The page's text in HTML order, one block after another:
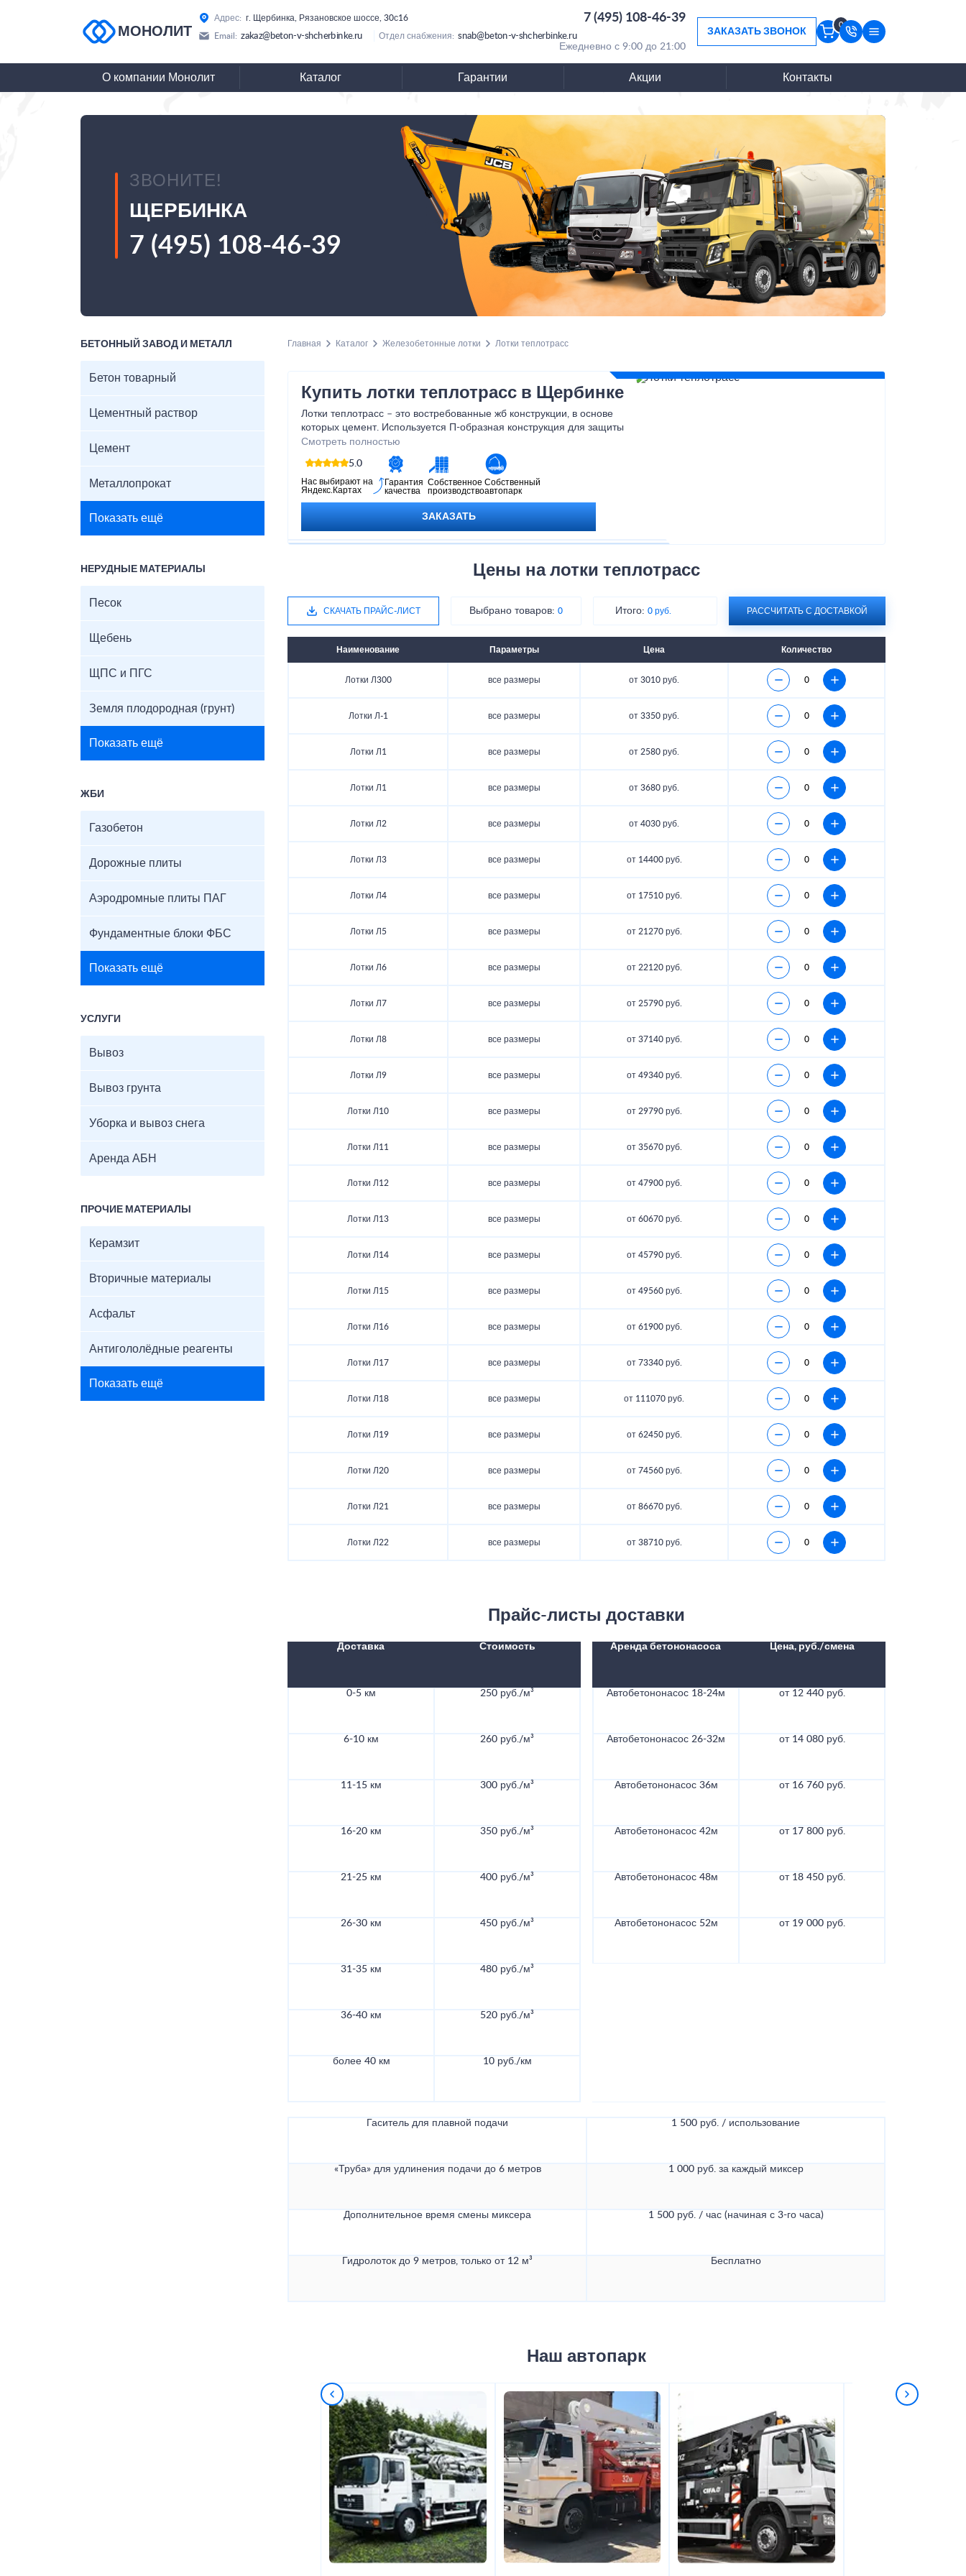
МОНОЛИТ
Адрес: г. Щербинка, Рязановское шоссе, 30с16 7 (495) 108-46-39
Email: zakaz@beton-v-shcherbinke.ru Отдел снабжения: snab@beton-v-shcherbinke.ru
Ежедневно с 9:00 до 21:00
ЗАКАЗАТЬ ЗВОНОК
0
О компании Монолит Каталог Гарантии Акции Контакты
ЗВОНИТЕ!
ЩЕРБИНКА
7 (495) 108-46-39
БЕТОННЫЙ ЗАВОД И МЕТАЛЛ
Бетон товарный
Цементный раствор
Цемент
Металлопрокат
Показать ещё
НЕРУДНЫЕ МАТЕРИАЛЫ
Песок
Щебень
ЩПС и ПГС
Земля плодородная (грунт)
Показать ещё
ЖБИ
Газобетон
Дорожные плиты
Аэродромные плиты ПАГ
Фундаментные блоки ФБС
Показать ещё
УСЛУГИ
Вывоз
Вывоз грунта
Уборка и вывоз снега
Аренда АБН
ПРОЧИЕ МАТЕРИАЛЫ
Керамзит
Вторичные материалы
Асфальт
Антигололёдные реагенты
Показать ещё
Главная Каталог Железобетонные лотки Лотки теплотрасс
Купить лотки теплотрасс в Щербинке
Лотки теплотрасс – это востребованные жб конструкции, в основе
которых цемент. Используется П-образная конструкция для защиты
коммунальных и промышленных трубопроводов от воздействия
механических нагрузок и повреждений в последствии перепадов
температур и под влиянием влаги.
Смотреть полностью
5.0
Нас выбирают на
Яндекс.Картах
Гарантия
качества
Собственное
производство
Собственный
автопарк
ЗАКАЗАТЬ
Цены на лотки теплотрасс
СКАЧАТЬ ПРАЙС-ЛИСТ Выбрано товаров: 0 Итого:0 руб. РАССЧИТАТЬ С ДОСТАВКОЙ
Наименование Параметры Цена Количество
Лотки Л300 все размеры от 3010 руб.
Лотки Л-1 все размеры от 3350 руб.
Лотки Л1 все размеры от 2580 руб.
Лотки Л1 все размеры от 3680 руб.
Лотки Л2 все размеры от 4030 руб.
Лотки Л3 все размеры от 14400 руб.
Лотки Л4 все размеры от 17510 руб.
Лотки Л5 все размеры от 21270 руб.
Лотки Л6 все размеры от 22120 руб.
Лотки Л7 все размеры от 25790 руб.
Лотки Л8 все размеры от 37140 руб.
Лотки Л9 все размеры от 49340 руб.
Лотки Л10 все размеры от 29790 руб.
Лотки Л11 все размеры от 35670 руб.
Лотки Л12 все размеры от 47900 руб.
Лотки Л13 все размеры от 60670 руб.
Лотки Л14 все размеры от 45790 руб.
Лотки Л15 все размеры от 49560 руб.
Лотки Л16 все размеры от 61900 руб.
Лотки Л17 все размеры от 73340 руб.
Лотки Л18 все размеры от 111070 руб.
Лотки Л19 все размеры от 62450 руб.
Лотки Л20 все размеры от 74560 руб.
Лотки Л21 все размеры от 86670 руб.
Лотки Л22 все размеры от 38710 руб.
Прайс-листы доставки
Доставка Стоимость
0-5 км 250 руб./м³
6-10 км 260 руб./м³
11-15 км 300 руб./м³
16-20 км 350 руб./м³
21-25 км 400 руб./м³
26-30 км 450 руб./м³
31-35 км 480 руб./м³
36-40 км 520 руб./м³
более 40 км 10 руб./км
Аренда бетононасоса Цена, руб./смена
Автобетононасос 18-24м от 12 440 руб.
Автобетононасос 26-32м от 14 080 руб.
Автобетононасос 36м от 16 760 руб.
Автобетононасос 42м от 17 800 руб.
Автобетононасос 48м от 18 450 руб.
Автобетононасос 52м от 19 000 руб.
Гаситель для плавной подачи 1 500 руб. / использование
«Труба» для удлинения подачи до 6 метров 1 000 руб. за каждый миксер
Дополнительное время смены миксера 1 500 руб. / час (начиная с 3-го часа)
Гидролоток до 9 метров, только от 12 м³ Бесплатно
Наш автопарк